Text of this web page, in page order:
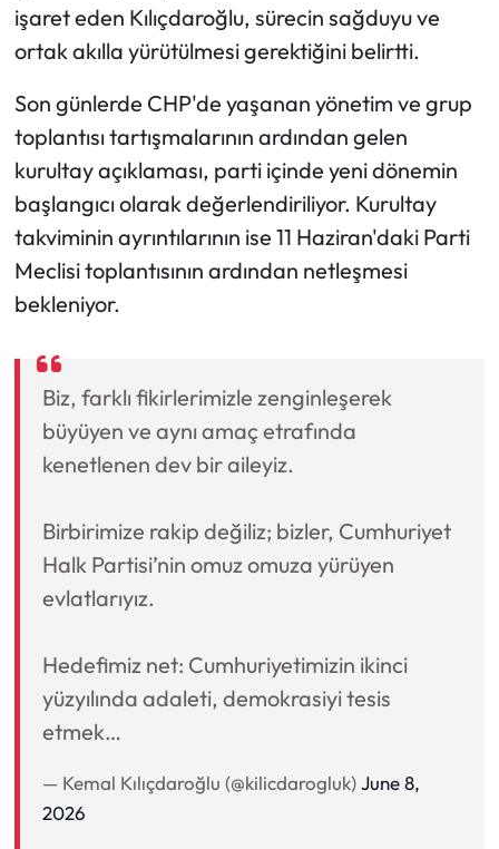
işaret eden Kılıçdaroğlu, sürecin sağduyu ve
ortak akılla yürütülmesi gerektiğini belirtti.
Son günlerde CHP'de yaşanan yönetim ve grup
toplantısı tartışmalarının ardından gelen
kurultay açıklaması, parti içinde yeni dönemin
başlangıcı olarak değerlendiriliyor. Kurultay
takviminin ayrıntılarının ise 11 Haziran'daki Parti
Meclisi toplantısının ardından netleşmesi
bekleniyor.
Biz, farklı fikirlerimizle zenginleşerek
büyüyen ve aynı amaç etrafında
kenetlenen dev bir aileyiz.
Birbirimize rakip değiliz; bizler, Cumhuriyet
Halk Partisi’nin omuz omuza yürüyen
evlatlarıyız.
Hedefimiz net: Cumhuriyetimizin ikinci
yüzyılında adaleti, demokrasiyi tesis
etmek…
— Kemal Kılıçdaroğlu (@kilicdarogluk)June 8,
2026